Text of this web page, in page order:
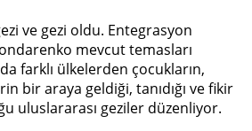
ve gezi oldu. Entegrasyon
mevcut temasları
farklı ülkelerden çocukların,
bir araya geldiği, tanıdığı ve fikir
uluslararası geziler düzenliyor.